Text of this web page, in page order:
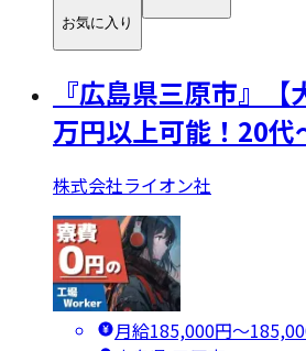
お気に入り
『広島県三原市』
万円以上可能！20代
株式会社ライオン社
月給185,000円〜